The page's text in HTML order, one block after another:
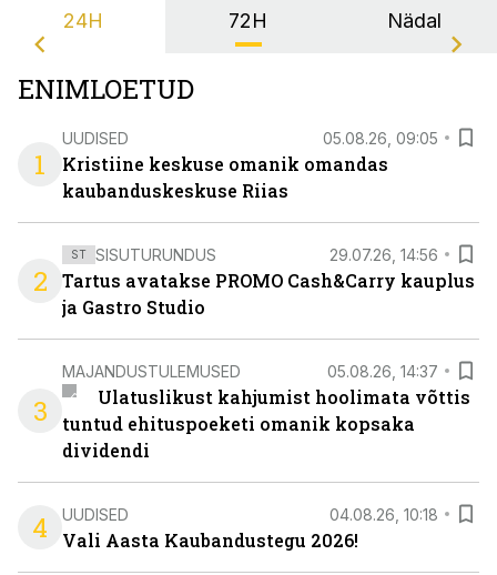
24H 72H Nädal
ENIMLOETUD
1
UUDISED 05.08.26, 09:05
Kristiine keskuse omanik omandas
kaubanduskeskuse Riias
2
ST SISUTURUNDUS 29.07.26, 14:56
Tartus avatakse PROMO Cash&Carry kauplus
ja Gastro Studio
3
MAJANDUSTULEMUSED 05.08.26, 14:37
Ulatuslikust kahjumist hoolimata võttis
tuntud ehituspoeketi omanik kopsaka
dividendi
4 UUDISED 04.08.26, 10:18
Vali Aasta Kaubandustegu 2026!